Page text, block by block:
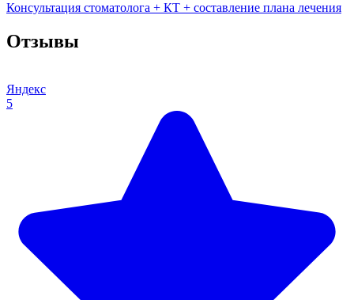
Консультация стоматолога + КТ + составление плана лечения
Отзывы
Яндекс
5